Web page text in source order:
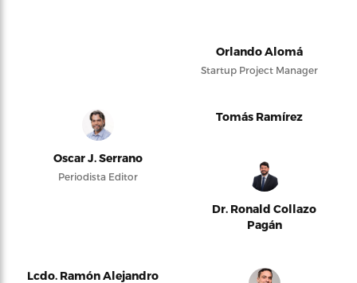
Orlando Alomá
Startup Project Manager
Oscar J. Serrano
Periodista Editor
Tomás Ramírez
Dr. Ronald Collazo
Pagán
Lcdo. Ramón Alejandro